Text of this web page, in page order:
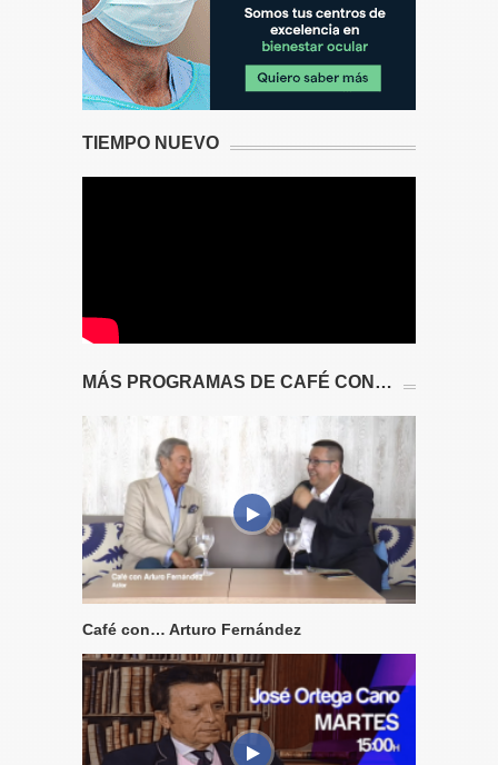
TIEMPO NUEVO
MÁS PROGRAMAS DE CAFÉ CON…
Café con… Arturo Fernández